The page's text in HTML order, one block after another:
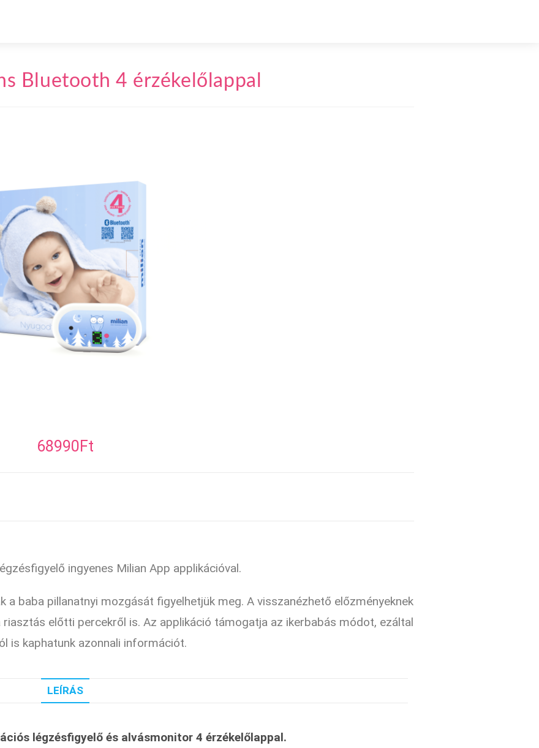
Bluetooth 4 érzékelőlappal
68990Ft
ingyenes Milian App applikációval.
baba pillanatnyi mozgását figyelhetjük meg. A visszanézhető előzményeknek
előtti percekről is. Az applikáció támogatja az ikerbabás módot, ezáltal
is kaphatunk azonnali információt.
LEÍRÁS
légzésfigyelő és alvásmonitor 4 érzékelőlappal.